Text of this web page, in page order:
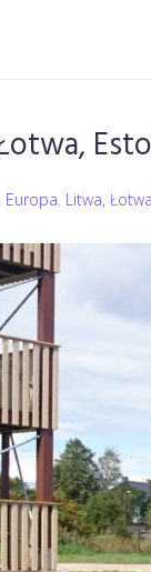
Europa, Litwa,